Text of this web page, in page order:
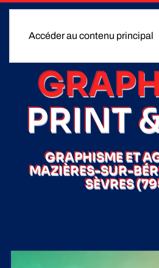
Accéder au contenu principal
PRINT
GRAPHISME ET
MAZIÈRES-SUR-
SÈVRES